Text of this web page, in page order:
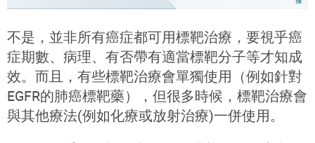
不是，並非所有癌症都可用標靶治療，要視乎癌
症期數、病理、有否帶有適當標靶分子等才知成
效。而且，有些標靶治療會單獨使用（例如針對
EGFR的肺癌標靶藥），但很多時候，標靶治療會
與其他療法(例如化療或放射治療)一併使用。